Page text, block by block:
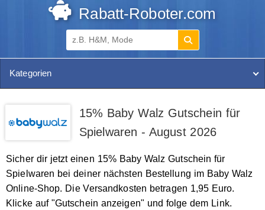
Rabatt-Roboter.com
Kategorien
15% Baby Walz Gutschein für
Spielwaren - August 2026
Sicher dir jetzt einen 15% Baby Walz Gutschein für
Spielwaren bei deiner nächsten Bestellung im Baby Walz
Online-Shop. Die Versandkosten betragen 1,95 Euro.
Klicke auf "Gutschein anzeigen" und folge dem Link.